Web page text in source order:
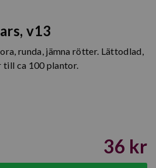
v13
runda, jämna rötter. Lättodlad,
till ca 100 plantor.
36 kr